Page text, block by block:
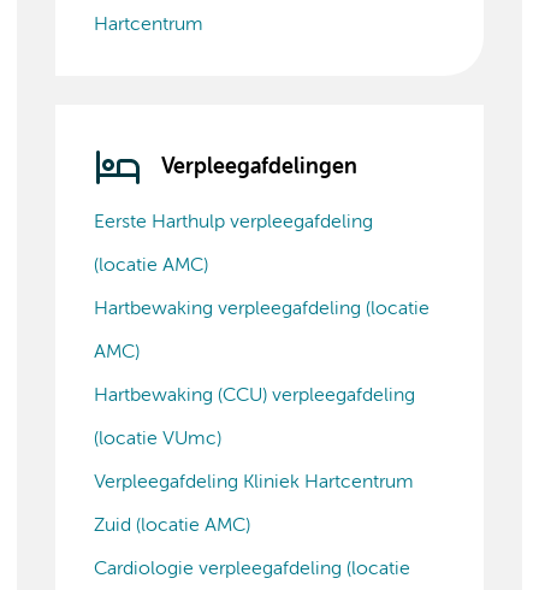
Hartcentrum
Verpleegafdelingen
Eerste Harthulp verpleegafdeling
(locatie AMC)
Hartbewaking verpleegafdeling (locatie
AMC)
Hartbewaking (CCU) verpleegafdeling
(locatie VUmc)
Verpleegafdeling Kliniek Hartcentrum
Zuid (locatie AMC)
Cardiologie verpleegafdeling (locatie